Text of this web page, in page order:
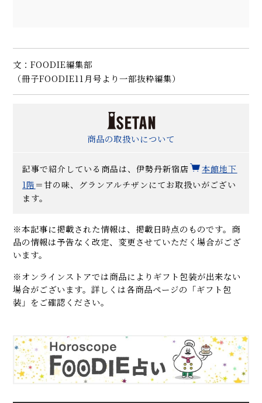
文：FOODIE編集部
（冊子FOODIE11月号より一部抜粋編集）
商品の取扱いについて
記事で紹介している商品は、伊勢丹新宿店
本館地下
1階 ＝甘の味、グランアルチザンにてお取扱いがござい
ます。
※本記事に掲載された情報は、掲載日時点のものです。商
品の情報は予告なく改定、変更させていただく場合がござ
います。
※オンラインストアでは商品によりギフト包装が出来ない
場合がございます。詳しくは各商品ページの「ギフト包
装」をご確認ください。